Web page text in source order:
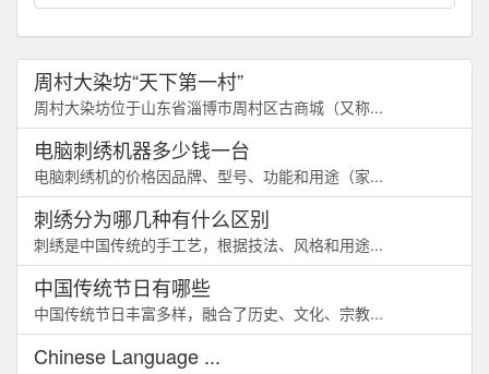
周村大染坊“天下第一村”
周村大染坊位于山东省淄博市周村区古商城（又称...
电脑刺绣机器多少钱一台
电脑刺绣机的价格因品牌、型号、功能和用途（家...
刺绣分为哪几种有什么区别
刺绣是中国传统的手工艺，根据技法、风格和用途...
中国传统节日有哪些
中国传统节日丰富多样，融合了历史、文化、宗教...
Chinese Language ...